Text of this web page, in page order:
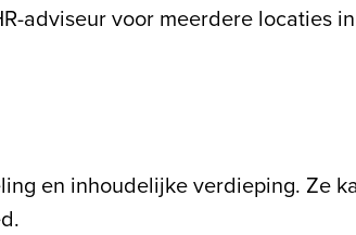
adviseur voor meerdere locaties
en inhoudelijke verdieping. Ze